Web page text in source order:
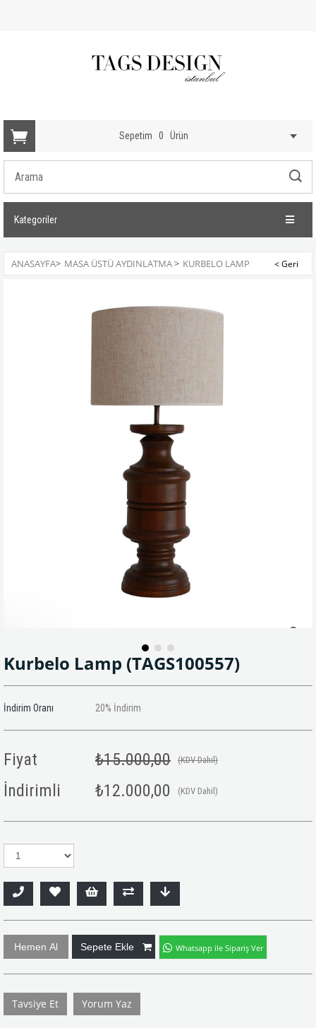
Sepetim 0 Ürün
Kategoriler
ANASAYFA> MASA ÜSTÜ AYDINLATMA> KURBELO LAMP
Kurbelo Lamp (TAGS100557)
İndirim Oranı %
20 İndirim
Fiyat ₺15.000,00 (KDV Dahil)
İndirimli ₺12.000,00 (KDV Dahil)
Whatsapp ile Sipariş Ver
Tavsiye Et Yorum Yaz